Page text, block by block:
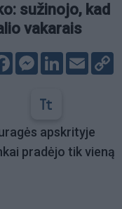
sužinojo, kad
vakarais
FacebookMessenger
LinkedIn
Email
apskrityje
pradėjo tik vieną